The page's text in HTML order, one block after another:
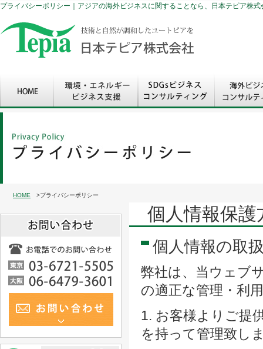
プライバシーポリシー｜アジアの海外ビジネスに関することなら、日本テピア株式
HOME >プライバシーポリシー
個人情報保護
個人情報の取
弊社は、当ウェブ
の適正な管理・利
1. お客様よりご提
を持って管理致し